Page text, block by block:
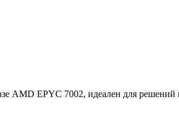
AMD EPYC 7002, идеален для